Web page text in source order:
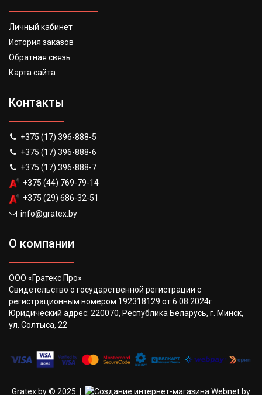
Личный кабинет
История заказов
Обратная связь
Карта сайта
Контакты
+375 (17) 396-888-5
+375 (17) 396-888-6
+375 (17) 396-888-7
+375 (44) 769-79-14
+375 (29) 686-32-51
info@gratex.by
О компании
ООО «Гратекс Про»
Свидетельство о государственной регистрации с
регистрационным номером 192318129 от 6.08.2024г.
Юридический адрес: 220070, Республика Беларусь, г. Минск,
ул. Солтыса, 22
Gratex.by © 2025 | Создание интернет-магазина Webnet.by